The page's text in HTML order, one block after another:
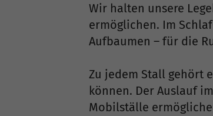
Wir halten unsere
ermöglichen. Im
Aufbaumen – für die
Zu jedem Stall gehört
können. Der Auslauf
Mobilställe